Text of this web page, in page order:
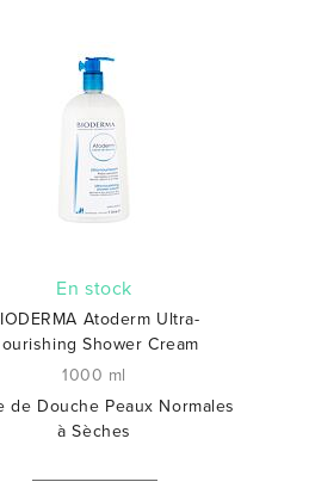
En stock
Atoderm Ultra-
Shower Cream
1000 ml
de Douche Peaux Normales
à Sèches